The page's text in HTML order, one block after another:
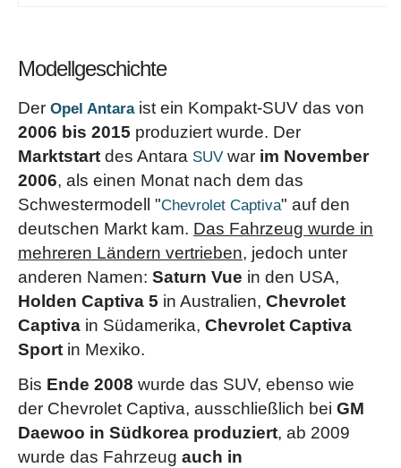
Modellgeschichte
Der Opel Antaraist ein Kompakt-SUV das von
2006 bis 2015 produziert wurde. Der
Marktstart des Antara SUV war im November
2006, als einen Monat nach dem das
Schwestermodell "Chevrolet Captiva" auf den
deutschen Markt kam. Das Fahrzeug wurde in
mehreren Ländern vertrieben, jedoch unter
anderen Namen: Saturn Vue in den USA,
Holden Captiva 5 in Australien, Chevrolet
Captiva in Südamerika, Chevrolet Captiva
Sport in Mexiko.
Bis Ende 2008 wurde das SUV, ebenso wie
der Chevrolet Captiva, ausschließlich bei GM
Daewoo in Südkorea produziert, ab 2009
wurde das Fahrzeug auch in